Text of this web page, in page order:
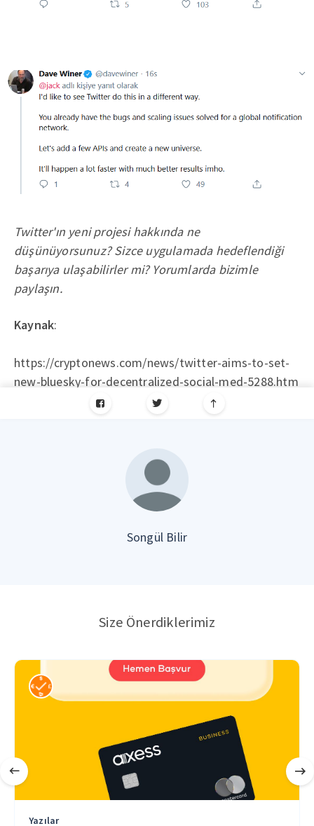
Twitter'ın yeni projesi hakkında ne
düşünüyorsunuz? Sizce uygulamada hedeflendiği
başarıya ulaşabilirler mi? Yorumlarda bizimle
paylaşın.
Kaynak:
https://cryptonews.com/news/twitter-aims-to-set-
new-bluesky-for-decentralized-social-med-5288.htm
Songül Bilir
Size Önerdiklerimiz
Yazılar